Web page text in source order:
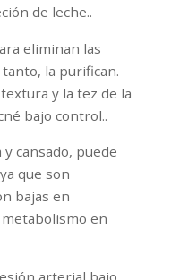
de leche..
eliminan las
la purifican.
y la tez de la
bajo control..
cansado, puede
que son
bajas en
en